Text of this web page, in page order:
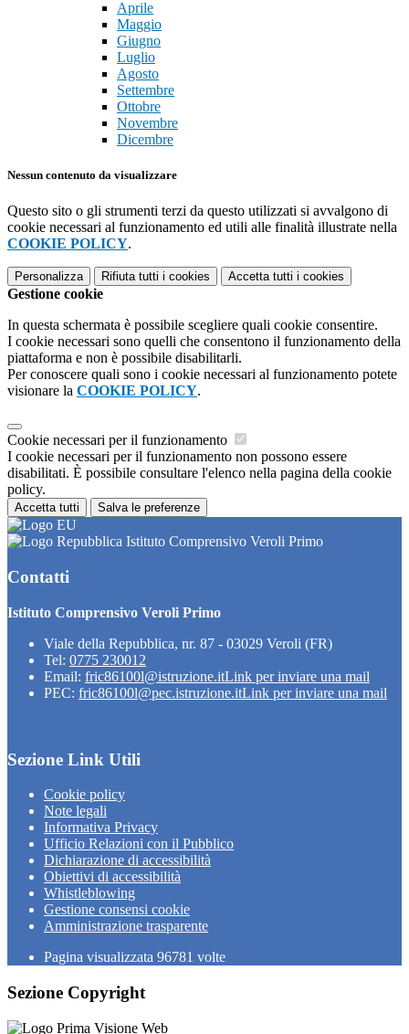
Aprile
Maggio
Giugno
Luglio
Agosto
Settembre
Ottobre
Novembre
Dicembre
Nessun contenuto da visualizzare
Questo sito o gli strumenti terzi da questo utilizzati si avvalgono di
cookie necessari al funzionamento ed utili alle finalità illustrate nella
COOKIE POLICY.
Personalizza Rifiuta tutti i cookies Accetta tutti i cookies
Gestione cookie
In questa schermata è possibile scegliere quali cookie consentire.
I cookie necessari sono quelli che consentono il funzionamento della
piattaforma e non è possibile disabilitarli.
Per conoscere quali sono i cookie necessari al funzionamento potete
visionare la COOKIE POLICY.
Cookie necessari per il funzionamento
I cookie necessari per il funzionamento non possono essere
disabilitati. È possibile consultare l'elenco nella pagina della cookie
policy.
Accetta tutti Salva le preferenze
Istituto Comprensivo Veroli Primo
Contatti
Istituto Comprensivo Veroli Primo
Viale della Repubblica, nr. 87 - 03029 Veroli (FR)
Tel: 0775 230012
Email: fric86100l@istruzione.itLink per inviare una mail
PEC: fric86100l@pec.istruzione.itLink per inviare una mail
Sezione Link Utili
Cookie policy
Note legali
Informativa Privacy
Ufficio Relazioni con il Pubblico
Dichiarazione di accessibilità
Obiettivi di accessibilità
Whistleblowing
Gestione consensi cookie
Amministrazione trasparente
Pagina visualizzata 96781 volte
Sezione Copyright